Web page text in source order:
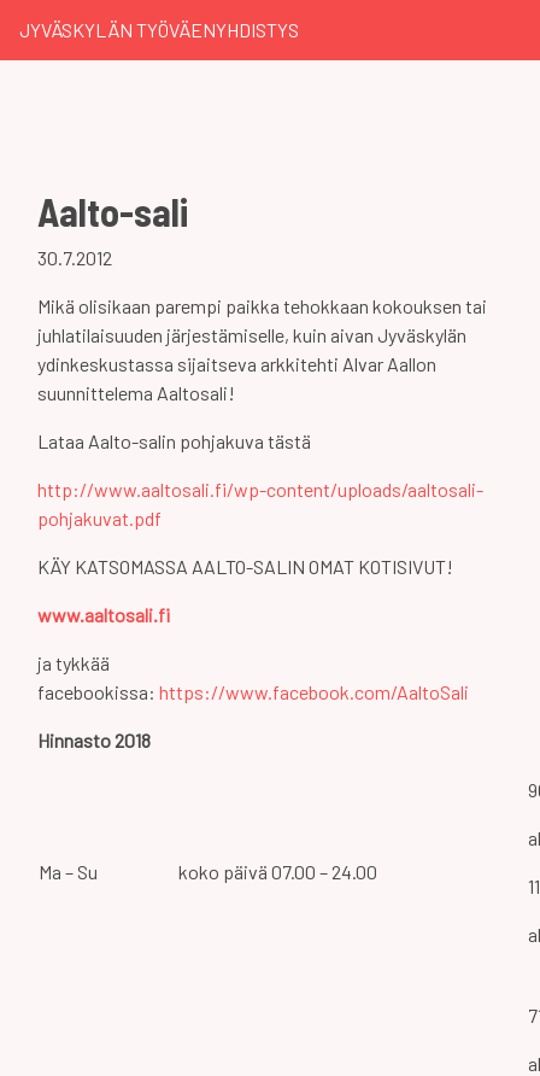
JYVÄSKYLÄN TYÖVÄENYHDISTYS
Aalto-sali
30.7.2012
Mikä olisikaan parempi paikka tehokkaan kokouksen tai
juhlatilaisuuden järjestämiselle, kuin aivan Jyväskylän
ydinkeskustassa sijaitseva arkkitehti Alvar Aallon
suunnittelema Aaltosali!
Lataa Aalto-salin pohjakuva tästä
http://www.aaltosali.fi/wp-content/uploads/aaltosali-
pohjakuvat.pdf
KÄY KATSOMASSA AALTO-SALIN OMAT KOTISIVUT!
www.aaltosali.fi
ja tykkää
facebookissa: https://www.facebook.com/AaltoSali
Hinnasto 2018
Ma – Su koko päivä 07.00 – 24.00